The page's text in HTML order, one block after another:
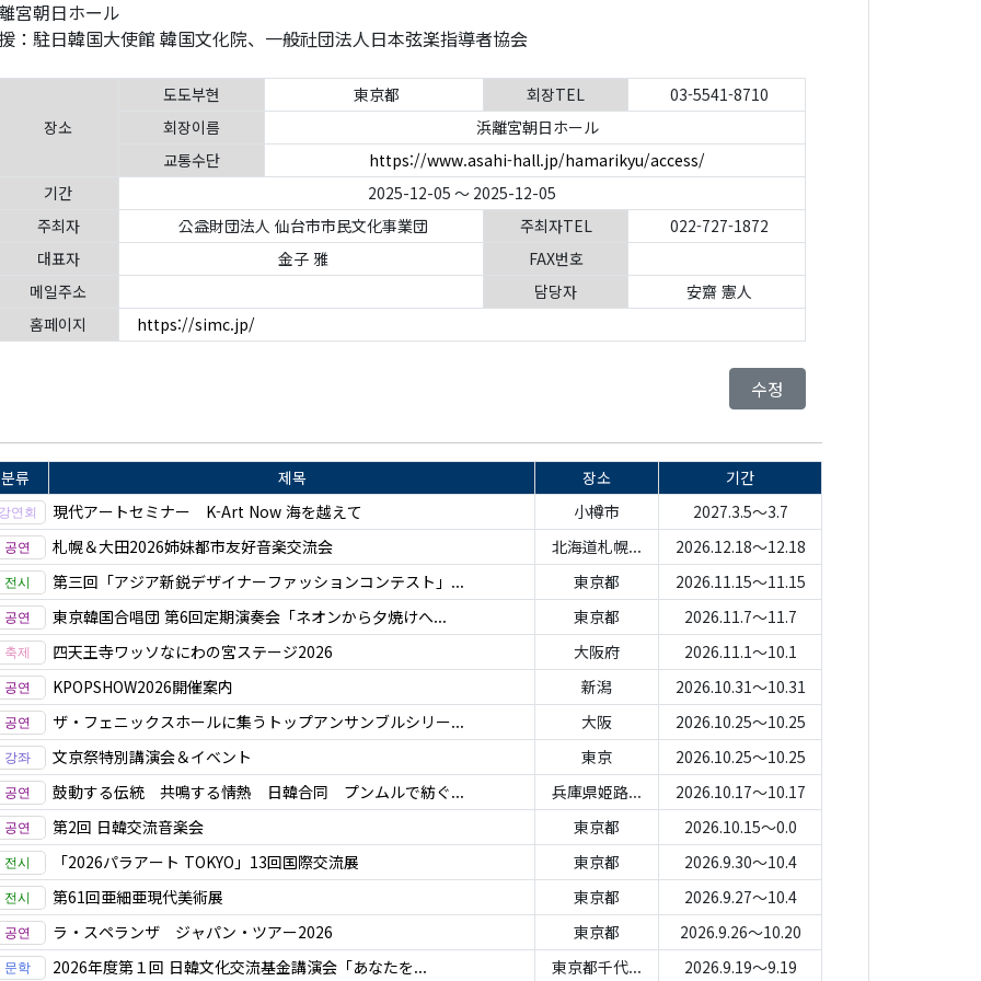
宮朝日ホール
：駐日韓国大使館 韓国文化院、一般社団法人日本弦楽指導者協会
장소
도도부현 東京都 회장TEL
03-5541-8710
회장이름
浜離宮朝日ホール
교통수단
https://www.asahi-hall.jp/hamarikyu/access/
기간
2025-12-05 ～ 2025-12-05
주최자
公益財団法人 仙台市市民文化事業団 주최자TEL
022-727-1872
대표자
金子 雅
FAX번호
메일주소
담당자
安齋 憲人
홈페이지
https://simc.jp/
수정
분류 제목 장소
기간
現代アートセミナー K-Art Now 海を越えて
小樽市
2027.3.5～3.7
札幌＆大田2026姉妹都市友好音楽交流会
北海道札幌...
2026.12.18～12.18
第三回「アジア新鋭デザイナーファッションコンテスト」...
東京都
2026.11.15～11.15
東京韓国合唱団 第6回定期演奏会「ネオンから夕焼けへ...
東京都
2026.11.7～11.7
四天王寺ワッソなにわの宮ステージ2026
大阪府
2026.11.1～10.1
KPOPSHOW2026開催案内
新潟
2026.10.31～10.31
ザ・フェニックスホールに集うトップアンサンブルシリー...
大阪
2026.10.25～10.25
文京祭特別講演会＆イベント
東京
2026.10.25～10.25
鼓動する伝統 共鳴する情熱 日韓合同 プンムルで紡ぐ...
兵庫県姫路...
2026.10.17～10.17
第2回 日韓交流音楽会
東京都
2026.10.15～0.0
「2026パラアート TOKYO」13回国際交流展
東京都
2026.9.30～10.4
第61回亜細亜現代美術展
東京都
2026.9.27～10.4
ラ・スペランザ ジャパン・ツアー2026
東京都
2026.9.26～10.20
2026年度第１回 日韓文化交流基金講演会「あなたを...
東京都千代... 2026.9.19～9.19